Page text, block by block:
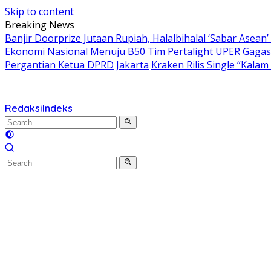
Skip to content
Breaking News
Banjir Doorprize Jutaan Rupiah, Halalbihalal ‘Sabar
Ekonomi Nasional Menuju B50 Tim Pertalight UPER
Pergantian Ketua DPRD Jakarta Kraken Rilis Single
RedaksiIndeks